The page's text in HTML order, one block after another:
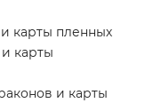
карты пленных
карты
и карты